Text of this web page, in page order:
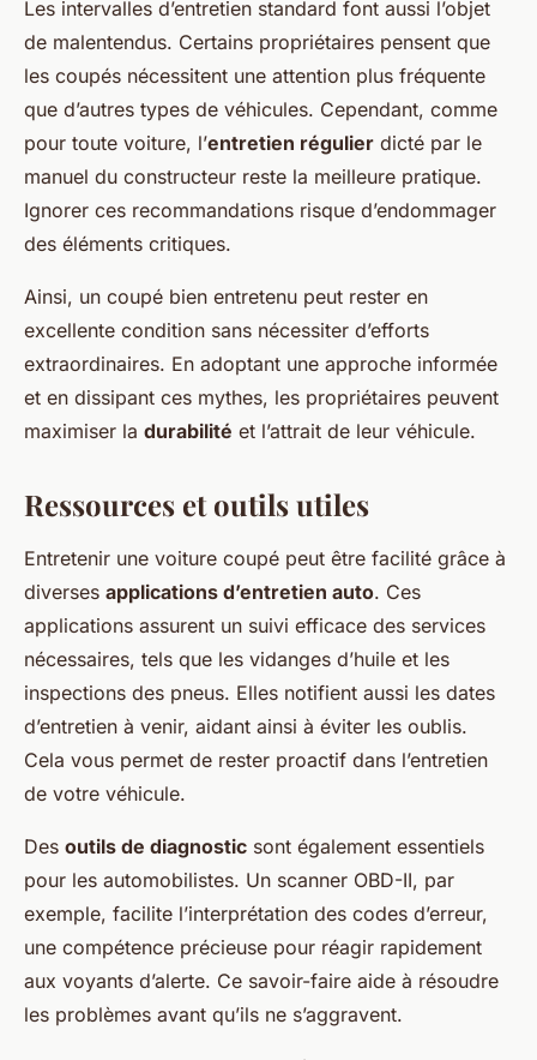
Les intervalles d’entretien standard font aussi l’objet
de malentendus. Certains propriétaires pensent que
les coupés nécessitent une attention plus fréquente
que d’autres types de véhicules. Cependant, comme
pour toute voiture, l’entretien régulier dicté par le
manuel du constructeur reste la meilleure pratique.
Ignorer ces recommandations risque d’endommager
des éléments critiques.
Ainsi, un coupé bien entretenu peut rester en
excellente condition sans nécessiter d’efforts
extraordinaires. En adoptant une approche informée
et en dissipant ces mythes, les propriétaires peuvent
maximiser la durabilité et l’attrait de leur véhicule.
Ressources et outils utiles
Entretenir une voiture coupé peut être facilité grâce à
diverses applications d’entretien auto. Ces
applications assurent un suivi efficace des services
nécessaires, tels que les vidanges d’huile et les
inspections des pneus. Elles notifient aussi les dates
d’entretien à venir, aidant ainsi à éviter les oublis.
Cela vous permet de rester proactif dans l’entretien
de votre véhicule.
Des outils de diagnostic sont également essentiels
pour les automobilistes. Un scanner OBD-II, par
exemple, facilite l’interprétation des codes d’erreur,
une compétence précieuse pour réagir rapidement
aux voyants d’alerte. Ce savoir-faire aide à résoudre
les problèmes avant qu’ils ne s’aggravent.